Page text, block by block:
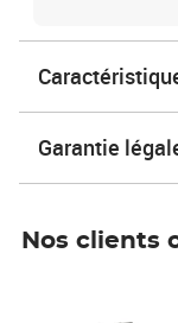
Garantie
Nos clients